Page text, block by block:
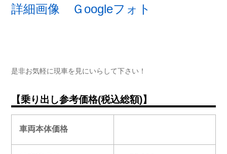
詳細画像 Ｇoogleフォト
是非お気軽に現車を見にいらして下さい！
【乗り出し参考価格(税込総額)】
車両本体価格